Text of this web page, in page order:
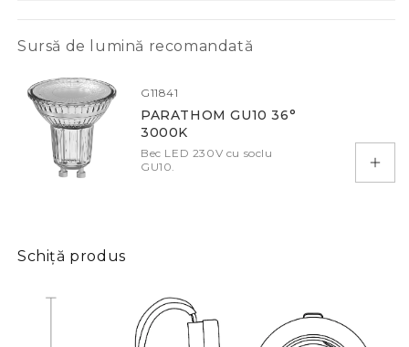
Sursă de lumină recomandată
G11841
PARATHOM GU10 36°
3000K
Bec LED 230V cu soclu
GU10.
Schiță produs